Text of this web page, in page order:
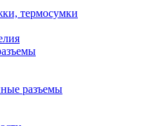
термосумки
разъемы